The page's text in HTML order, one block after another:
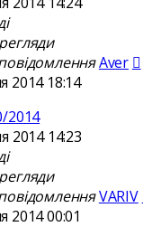
Aver
2014 18:14
2014
2014 14:23
VARIV
2014 00:01